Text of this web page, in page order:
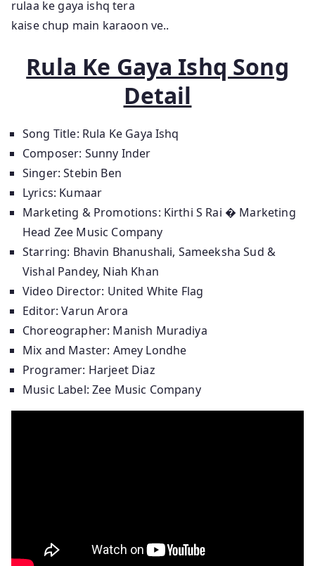
rulaa ke gaya ishq tera
kaise chup main karaoon ve..
Rula Ke Gaya Ishq Song
Detail
Song Title: Rula Ke Gaya Ishq
Composer: Sunny Inder
Singer: Stebin Ben
Lyrics: Kumaar
Marketing & Promotions: Kirthi S Rai � Marketing
Head Zee Music Company
Starring: Bhavin Bhanushali, Sameeksha Sud &
Vishal Pandey, Niah Khan
Video Director: United White Flag
Editor: Varun Arora
Choreographer: Manish Muradiya
Mix and Master: Amey Londhe
Programer: Harjeet Diaz
Music Label: Zee Music Company